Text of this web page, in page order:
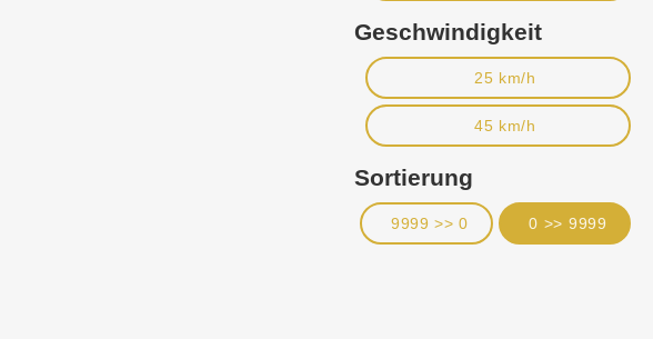
Geschwindigkeit
25 km/h
45 km/h
Sortierung
9999 >> 0 0 >> 9999